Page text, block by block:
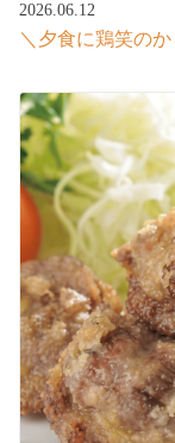
2026.06.12
＼夕食に鶏笑の